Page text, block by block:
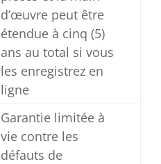
d’œuvre peut être
étendue à cinq (5)
ans au total si vous
les enregistrez en
ligne
Garantie limitée à
vie contre les
défauts de